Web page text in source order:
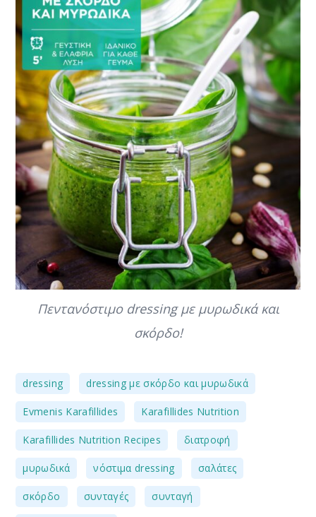
Πεντανόστιμο dressing με μυρωδικά και
σκόρδο!
dressing dressing με σκόρδο και μυρωδικά
Evmenis Karafillides Karafillides Nutrition
Karafillides Nutrition Recipes διατροφή
μυρωδικά νόστιμα dressing σαλάτες
σκόρδο συνταγές συνταγή